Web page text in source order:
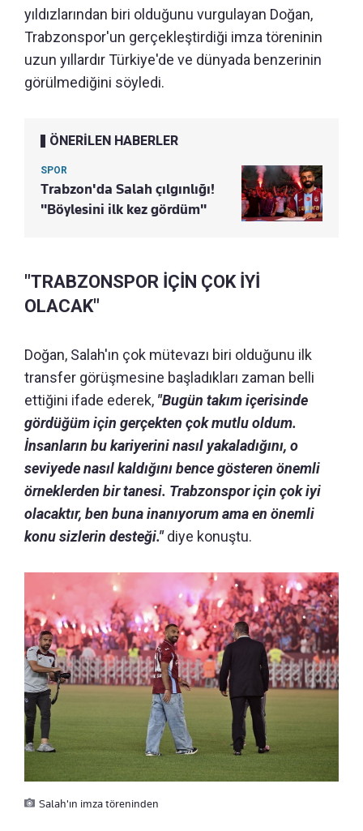
yıldızlarından biri olduğunu vurgulayan Doğan,
Trabzonspor'un gerçekleştirdiği imza töreninin
uzun yıllardır Türkiye'de ve dünyada benzerinin
görülmediğini söyledi.
ÖNERİLEN HABERLER
SPOR
Trabzon'da Salah çılgınlığı!
"Böylesini ilk kez gördüm"
"TRABZONSPOR İÇİN ÇOK İYİ
OLACAK"
Doğan, Salah'ın çok mütevazı biri olduğunu ilk
transfer görüşmesine başladıkları zaman belli
ettiğini ifade ederek, "Bugün takım içerisinde
gördüğüm için gerçekten çok mutlu oldum.
İnsanların bu kariyerini nasıl yakaladığını, o
seviyede nasıl kaldığını bence gösteren önemli
örneklerden bir tanesi. Trabzonspor için çok iyi
olacaktır, ben buna inanıyorum ama en önemli
konu sizlerin desteği."diye konuştu.
Salah'ın imza töreninden